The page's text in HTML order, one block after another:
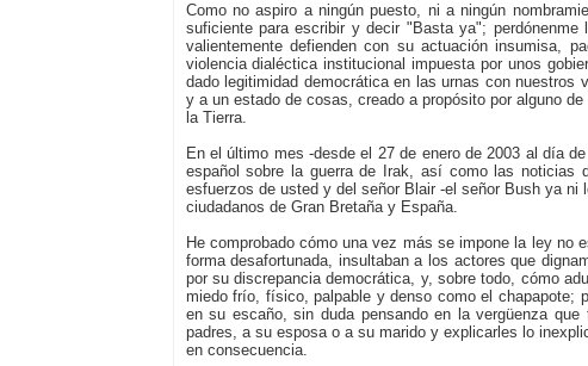
Como no aspiro a ningún puesto, ni a ningún
suficiente para escribir y decir "Basta ya";
valientemente defienden con su actuación insumisa,
violencia dialéctica institucional impuesta por unos
dado legitimidad democrática en las urnas con
y a un estado de cosas, creado a propósito por alguno
la Tierra.
En el último mes -desde el 27 de enero de 2003 al día
español sobre la guerra de Irak, así como las
esfuerzos de usted y del señor Blair -el señor Bush ya
ciudadanos de Gran Bretaña y España.
He comprobado cómo una vez más se impone la ley
forma desafortunada, insultaban a los actores que
por su discrepancia democrática, y, sobre todo, cómo
miedo frío, físico, palpable y denso como el chapapote;
en su escaño, sin duda pensando en la vergüenza
padres, a su esposa o a su marido y explicarles lo
en consecuencia.